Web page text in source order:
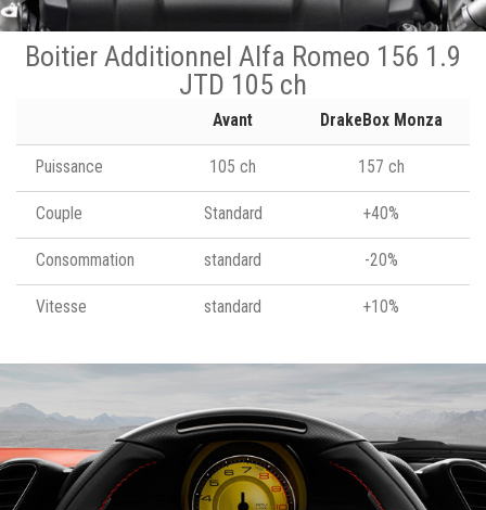
Boitier Additionnel Alfa Romeo 156 1.9
JTD 105 ch
Avant DrakeBox Monza
Puissance 105 ch 157 ch
Couple Standard +40%
Consommation standard -20%
Vitesse standard +10%